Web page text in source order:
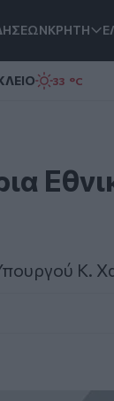
ΚΡΗΤΗ
33 °C
Κ.